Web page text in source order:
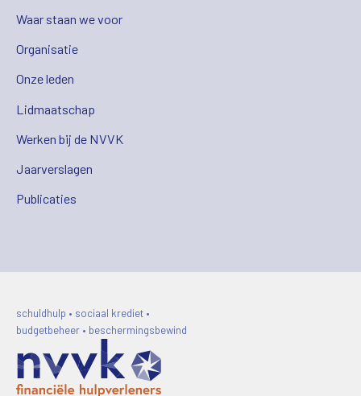
Waar staan we voor
Organisatie
Onze leden
Lidmaatschap
Werken bij de NVVK
Jaarverslagen
Publicaties
schuldhulp • sociaal krediet •
budgetbeheer • beschermingsbewind